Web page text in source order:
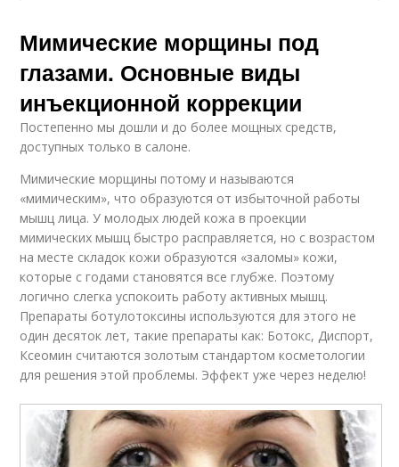
Мимические морщины под
глазами. Основные виды
инъекционной коррекции
Постепенно мы дошли и до более мощных средств,
доступных только в салоне.
Мимические морщины потому и называются
«мимическим», что образуются от избыточной работы
мышц лица. У молодых людей кожа в проекции
мимических мышц быстро расправляется, но с возрастом
на месте складок кожи образуются «заломы» кожи,
которые с годами становятся все глубже. Поэтому
логично слегка успокоить работу активных мышц.
Препараты ботулотоксины используются для этого не
один десяток лет, такие препараты как: Ботокс, Диспорт,
Ксеомин считаются золотым стандартом косметологии
для решения этой проблемы. Эффект уже через неделю!